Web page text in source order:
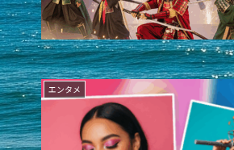
エンタメ